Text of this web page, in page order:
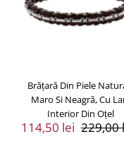
Brățară Din Piele
Maro Si Neagră, Cu
Interior Din Oțel
Preț
114,50 lei Preț
229,00